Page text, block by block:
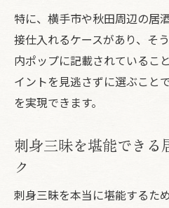
特に、横手市や秋田周辺の居
接仕入れるケースがあり、そ
内ポップに記載されているこ
イントを見逃さずに選ぶこと
を実現できます。
刺身三昧を堪能できる
ク
刺身三昧を本当に堪能するた